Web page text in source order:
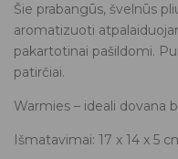
Šie prabangūs, švelnūs
aromatizuoti
pakartotinai pašildomi.
patirčiai.
Warmies – ideali dovana
Išmatavimai: 17 x 14 x 5